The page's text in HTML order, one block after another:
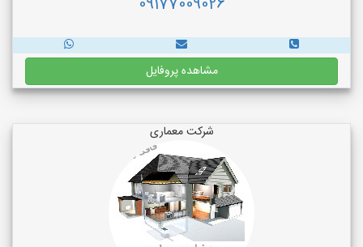
مشاهده پروفایل
شرکت معماری